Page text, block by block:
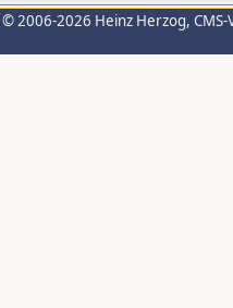
© 2006-2026 Heinz Herzog,